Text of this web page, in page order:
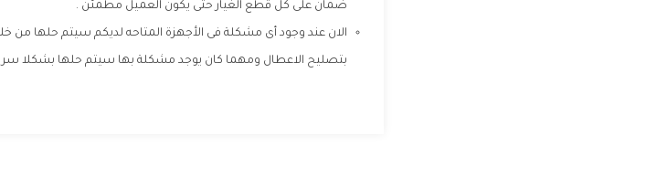
ضمان على كل قطع الغيار حتى يكون العميل مطمئن .
الان عند وجود أى مشكلة فى الأجهزة المتاحه لديكم سيتم حلها من
بتصليح الاعطال ومهما كان يوجد مشكلة بها سيتم حلها بشكلا